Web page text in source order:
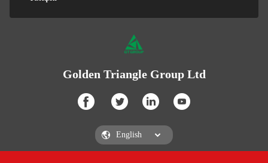
Golden Triangle Group Ltd